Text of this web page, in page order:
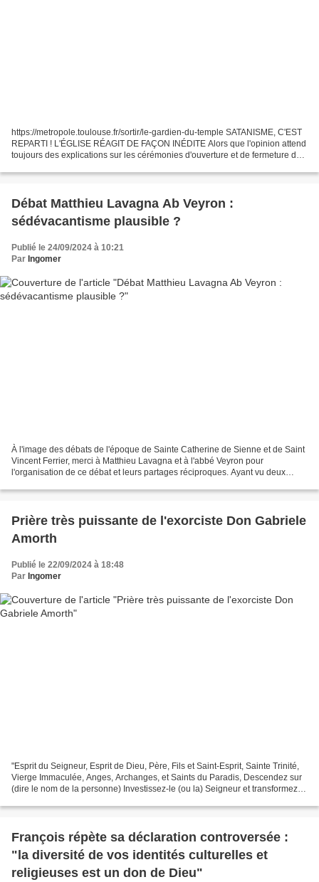
https://metropole.toulouse.fr/sortir/le-gardien-du-temple SATANISME, C'EST
REPARTI ! L'ÉGLISE RÉAGIT DE FAÇON INÉDITE Alors que l'opinion attend
toujours des explications sur les cérémonies d'ouverture et de fermeture des
Débat Matthieu Lavagna Ab Veyron :
sédévacantisme plausible ?
Publié le 24/09/2024 à 10:21
Par Ingomer
À l'image des débats de l'époque de Sainte Catherine de Sienne et de Saint
Vincent Ferrier, merci à Matthieu Lavagna et à l'abbé Veyron pour
l'organisation de ce débat et leurs partages réciproques. Ayant vu deux
Prière très puissante de l'exorciste Don Gabriele
Amorth
Publié le 22/09/2024 à 18:48
Par Ingomer
"Esprit du Seigneur, Esprit de Dieu, Père, Fils et Saint-Esprit, Sainte Trinité,
Vierge Immaculée, Anges, Archanges, et Saints du Paradis, Descendez sur
(dire le nom de la personne) Investissez-le (ou la) Seigneur et transformez-le
François répète sa déclaration controversée :
"la diversité de vos identités culturelles et
religieuses est un don de Dieu"